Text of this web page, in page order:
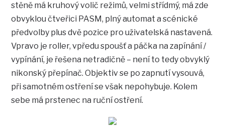
stěně má kruhový volič režimů, velmi střídmý, má zde
obvyklou čtveřici PASM, plný automat a scénické
předvolby plus dvě pozice pro uživatelská nastavená.
Vpravo je roller, vpředu spoušť a páčka na zapínání /
vypínání, je řešena netradičně – není to tedy obvyklý
nikonský přepínač. Objektiv se po zapnutí vysouvá,
při samotném ostření se však nepohybuje. Kolem
sebe má prstenec na ruční ostření.